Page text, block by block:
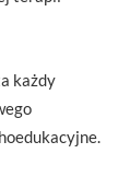
każdy